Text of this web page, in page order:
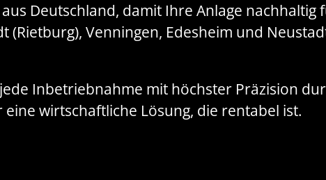
Deutschland, damit Ihre Anlage
(Rietburg), Venningen, Edesheim und
Inbetriebnahme mit höchster Präzision
wirtschaftliche Lösung, die rentabel ist.